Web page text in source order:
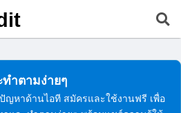
ำตามง่ายๆ
ญหาด้านไอที สมัครและใช้งานฟรี เพื่อ